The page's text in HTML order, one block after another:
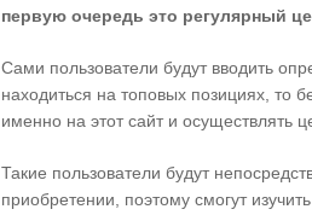
первую очередь это регулярный
Сами пользователи будут вводить
находиться на топовых позициях, то
именно на этот сайт и осуществлять
Такие пользователи будут
приобретении, поэтому смогут